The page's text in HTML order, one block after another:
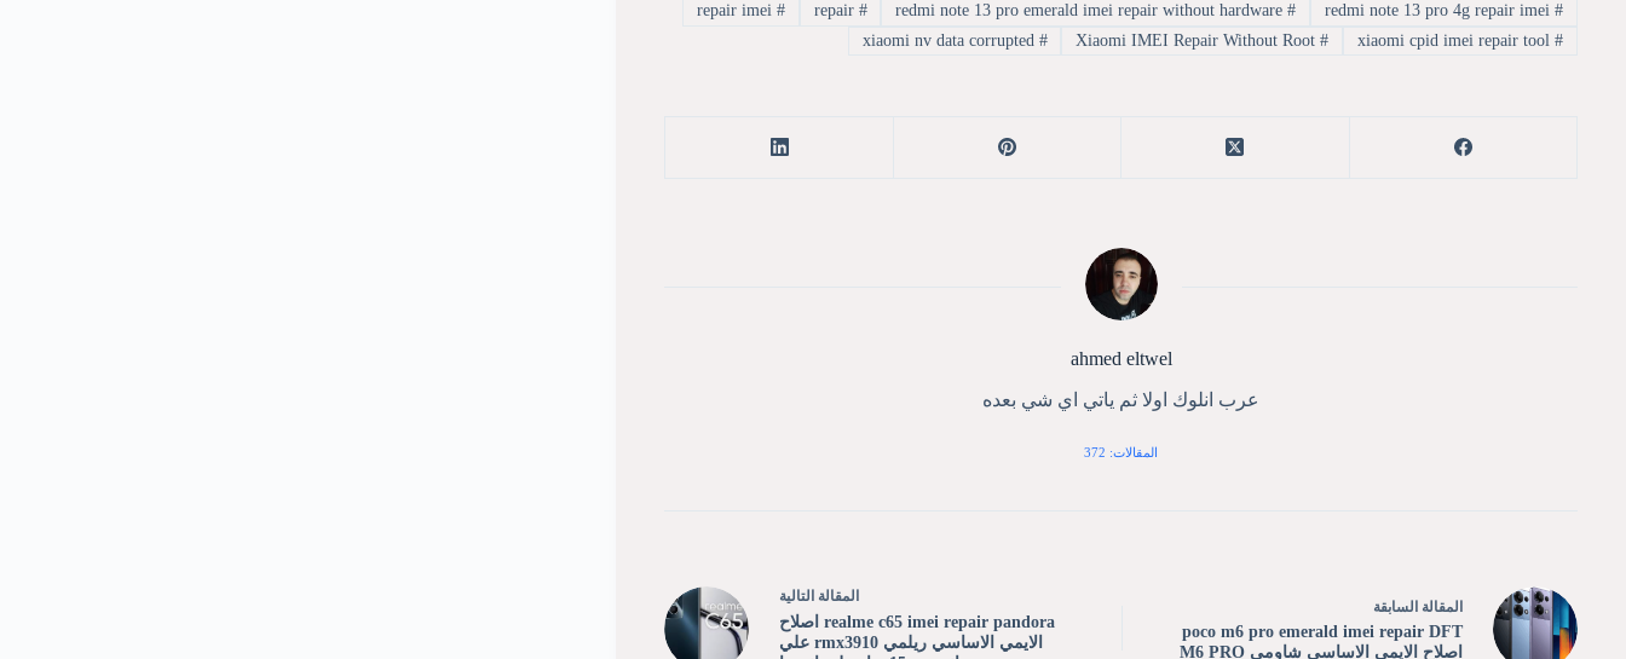
#
redmi note 13 pro 4g repair imei
#
redmi note 13 pro emerald imei repair without hardware
#
repair
#
repair imei
#
xiaomi cpid imei repair tool
#
Xiaomi IMEI Repair Without Root
#
ahmed eltwel
عرب انلوك اولا ثم ياتي اي شي بعده
المقالات: 372
المقالة السابقة
poco m6 pro emerald imei repair DFT
اصلاح الايمي الاساسي شاومي M6 PRO
المقالة التالية
realme c65 imei repair pandora اصلاح
الايمي الاساسي ريلمي rmx3910 علي